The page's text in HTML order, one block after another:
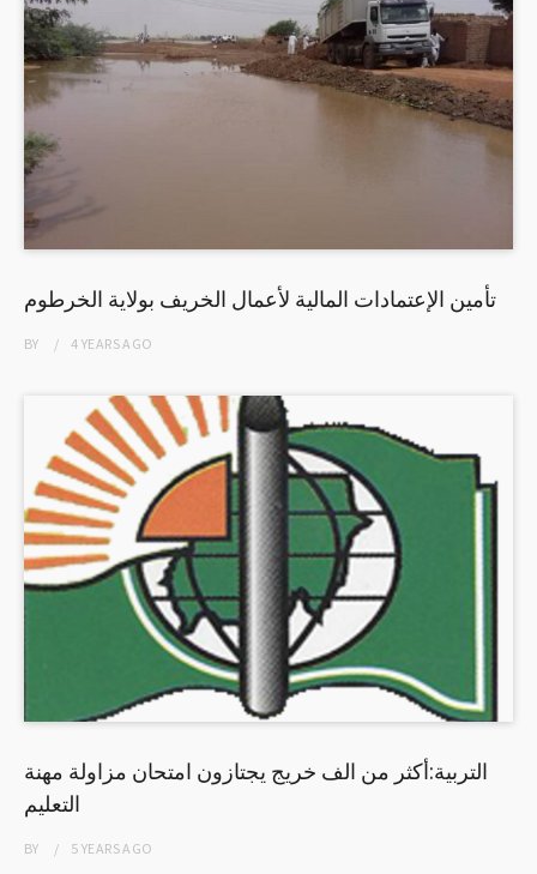
تأمين الإعتمادات المالية لأعمال الخريف بولاية الخرطوم
BY 4 YEARSAGO
التربية:أكثر من الف خريج يجتازون امتحان مزاولة مهنة
التعليم
BY 5 YEARSAGO